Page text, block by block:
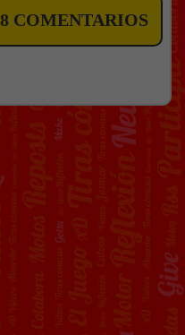
COMENTARIOS